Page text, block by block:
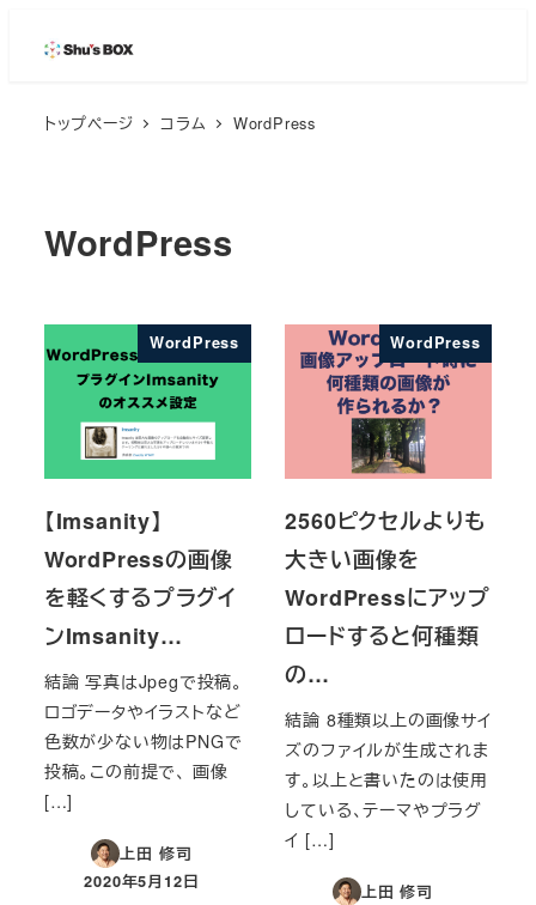
トップページ コラム WordPress
WordPress
WordPress
【Imsanity】
WordPressの画像
を軽くするプラグイ
ンImsanity…
結論 写真はJpegで投稿。
ロゴデータやイラストなど
色数が少ない物はPNGで
投稿。この前提で、 画像
[…]
上田 修司
投稿日
2020年5月12日
WordPress
2560ピクセルよりも
大きい画像を
WordPressにアップ
ロードすると何種類
の…
結論 8種類以上の画像サイ
ズのファイルが生成されま
す。以上と書いたのは使用
している、テーマやプラグ
イ […]
上田 修司